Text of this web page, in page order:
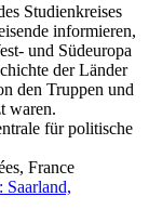
Studienkreises
informieren,
und Südeuropa
der Länder
den Truppen und
waren.
für politische
France
Saarland,